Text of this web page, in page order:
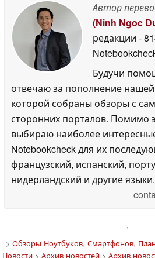
Автор
(Ninh Ngoc
редакции -
Будучи
отвечаю за пополнение
которой собраны обзоры с
сторонних порталов. Помимо
выбираю наиболее
Notebookcheck для их
французский, испанский,
нидерландский и другие языки.
'
> Обзоры Ноутбуков, Смартфонов,
Новости> Архив новостей> Архив